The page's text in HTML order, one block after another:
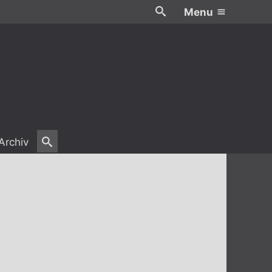
Menu